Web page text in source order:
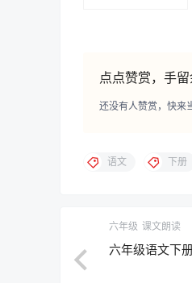
点点赞赏，手
还没有人赞赏，快来
语文 下册
六年级 课文朗读
六年级语文下